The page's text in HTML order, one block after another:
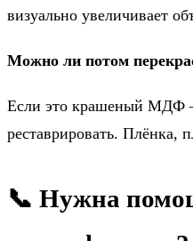
визуально увеличивает
Можно ли потом
Если это крашеный МДФ
реставрировать. Плёнка,
📞 Нужна